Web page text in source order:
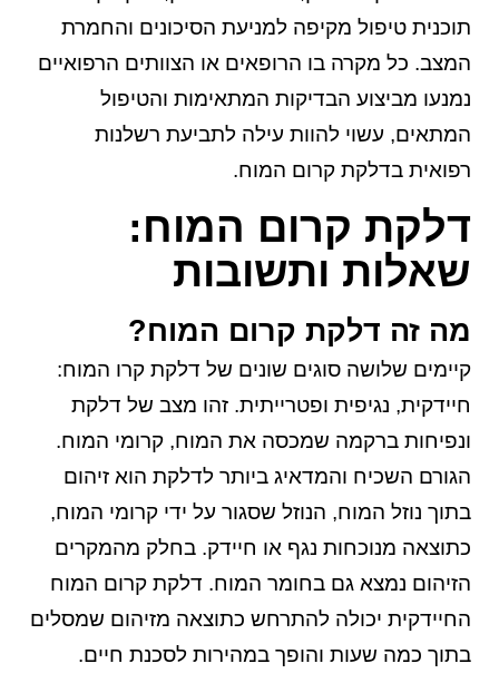
תוכנית טיפול מקיפה למניעת הסיכונים והחמרת
המצב. כל מקרה בו הרופאים או הצוותים הרפואיים
נמנעו מביצוע הבדיקות המתאימות והטיפול
המתאים, עשוי להוות עילה לתביעת רשלנות
רפואית בדלקת קרום המוח.
דלקת קרום המוח:
שאלות ותשובות
מה זה דלקת קרום המוח?
קיימים שלושה סוגים שונים של דלקת קרו המוח:
חיידקית, נגיפית ופטרייתית. זהו מצב של דלקת
ונפיחות ברקמה שמכסה את המוח, קרומי המוח.
הגורם השכיח והמדאיג ביותר לדלקת הוא זיהום
בתוך נוזל המוח, הנוזל שסגור על ידי קרומי המוח,
כתוצאה מנוכחות נגף או חיידק. בחלק מהמקרים
הזיהום נמצא גם בחומר המוח. דלקת קרום המוח
החיידקית יכולה להתרחש כתוצאה מזיהום שמסלים
בתוך כמה שעות והופך במהירות לסכנת חיים.